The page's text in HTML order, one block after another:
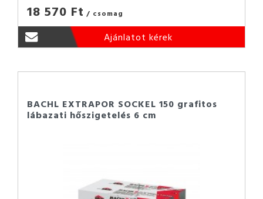
18 570 Ft / csomag
Ajánlatot kérek
BACHL EXTRAPOR SOCKEL 150 grafitos
lábazati hőszigetelés 6 cm